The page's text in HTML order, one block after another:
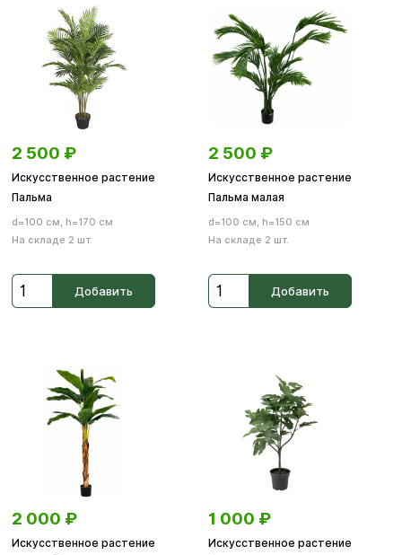
2 500 ₽
Искусственное растение
Пальма
d=100 см, h=170 см
На складе 2 шт.
Добавить
2 500 ₽
Искусственное растение
Пальма малая
d=100 см, h=150 см
На складе 2 шт.
Добавить
2 000 ₽
Искусственное растение
1 000 ₽
Искусственное растение